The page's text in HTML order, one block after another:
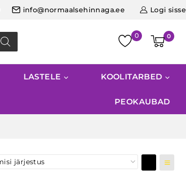
info@normaalsehinnaga.ee Logi sisse
0
LASTELE KOOLITARBED
PEOKAUBAD